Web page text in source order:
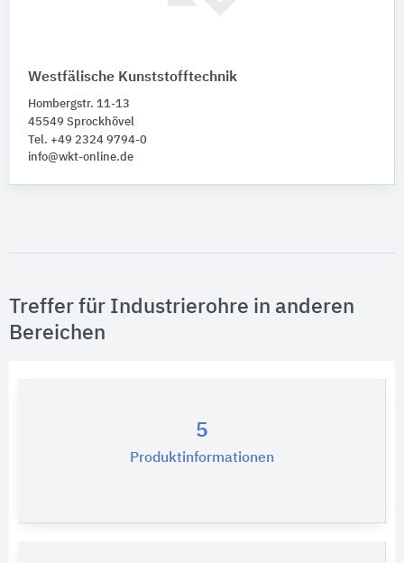
Westfälische Kunststofftechnik
Hombergstr. 11-13
45549 Sprockhövel
Tel. +49 2324 9794-0
info@wkt-online.de
Treffer für Industrierohre in anderen
Bereichen
5
Produktinformationen